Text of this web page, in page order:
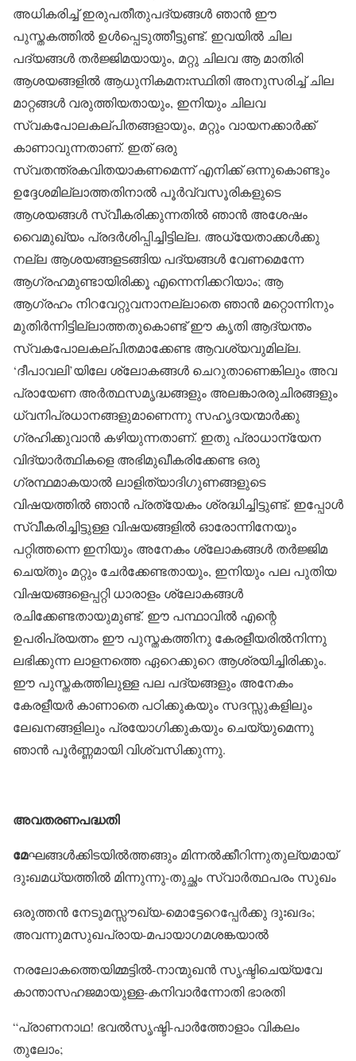
അധികരിച്ച് ഇരുപതീതുപദ്യങ്ങൾ ഞാൻ ഈ
പുസ്തകത്തിൽ ഉൾപ്പെടുത്തീട്ടുണ്ട്. ഇവയിൽ ചില
പദ്യങ്ങൾ തർജ്ജിമയായും, മറ്റു ചിലവ ആ മാതിരി
ആശയങ്ങളിൽ ആധുനികമനഃസ്ഥിതി അനുസരിച്ച് ചില
മാറ്റങ്ങൾ വരുത്തിയതായും, ഇനിയും ചിലവ
സ്വകപോലകല്പിതങ്ങളായും, മറ്റും വായനക്കാർക്ക്
കാണാവുന്നതാണ്. ഇത് ഒരു
സ്വതന്ത്രകവിതയാകണമെന്ന് എനിക്ക് ഒന്നുകൊണ്ടും
ഉദ്ദേശമില്ലാത്തതിനാൽ പൂർവ്വസൂരികളുടെ
ആശയങ്ങൾ സ്വീകരിക്കുന്നതിൽ ഞാൻ അശേഷം
വൈമുഖ്യം പ്രദർശിപ്പിച്ചിട്ടില്ല. അധ്യേതാക്കൾക്കു
നല്ല ആശയങ്ങളടങ്ങിയ പദ്യങ്ങൾ വേണമെന്നേ
ആഗ്രഹമുണ്ടായിരിക്കൂ എന്നെനിക്കറിയാം; ആ
ആഗ്രഹം നിറവേറ്റുവനാനല്ലാതെ ഞാൻ മറ്റൊന്നിനും
മുതിർന്നിട്ടില്ലാത്തതുകൊണ്ട് ഈ കൃതി ആദ്യന്തം
സ്വകപോലകല്പിതമാക്കേണ്ട ആവശ്യവുമില്ല.
‘ദീപാവലി’യിലേ ശ്ലോകങ്ങൾ ചെറുതാണെങ്കിലും അവ
പ്രായേണ അർത്ഥസമൃദ്ധങ്ങളും അലങ്കാരരുചിരങ്ങളും
ധ്വനിപ്രധാനങ്ങളുമാണെന്നു സഹൃദയന്മാർക്കു
ഗ്രഹിക്കുവാൻ കഴിയുന്നതാണ്. ഇതു പ്രാധാന്യേന
വിദ്യാർത്ഥികളെ അഭിമുഖീകരിക്കേണ്ട ഒരു
ഗ്രന്ഥമാകയാൽ ലാളിത്യാദിഗുണങ്ങളുടെ
വിഷയത്തിൽ ഞാൻ പ്രത്യേകം ശ്രദ്ധിച്ചിട്ടുണ്ട്. ഇപ്പോൾ
സ്വീകരിച്ചിട്ടുള്ള വിഷയങ്ങളിൽ ഓരോന്നിനേയും
പറ്റിത്തന്നെ ഇനിയും അനേകം ശ്ലോകങ്ങൾ തർജ്ജിമ
ചെയ്തും മറ്റും ചേർക്കേണ്ടതായും, ഇനിയും പല പുതിയ
വിഷയങ്ങളെപ്പറ്റി ധാരാളം ശ്ലോകങ്ങൾ
രചിക്കേണ്ടതായുമുണ്ട്. ഈ പന്ഥാവിൽ എന്റെ
ഉപരിപ്രയത്നം ഈ പുസ്തകത്തിനു കേരളീയരിൽനിന്നു
ലഭിക്കുന്ന ലാളനത്തെ ഏറെക്കുറെ ആശ്രയിച്ചിരിക്കും.
ഈ പുസ്തകത്തിലുള്ള പല പദ്യങ്ങളും അനേകം
കേരളീയർ കാണാതെ പഠിക്കുകയും സദസ്സുകളിലും
ലേഖനങ്ങളിലും പ്രയോഗിക്കുകയും ചെയ്യുമെന്നു
ഞാൻ പൂർണ്ണമായി വിശ്വസിക്കുന്നു.
അവതരണപദ്ധതി
മേഘങ്ങൾക്കിടയിൽത്തങ്ങും മിന്നൽക്കീറിന്നുതുല്യമായ്
ദുഃഖമധ്യത്തിൽ മിന്നുന്നു-തുച്ഛം സ്വാർത്ഥപരം സുഖം
ഒരുത്തൻ നേടുമസ്സൗഖ്യ-മൊട്ടേറെപ്പേർക്കു ദുഃഖദം;
അവന്നുമസുഖപ്രായ-മപായാഗമശങ്കയാൽ
നരലോകത്തെയിമ്മട്ടിൽ-നാന്മുഖൻ സൃഷ്ടിചെയ്യവേ
കാന്താസഹജമായുള്ള-കനിവാർന്നോതി ഭാരതി
“പ്രാണനാഥ! ഭവൽസൃഷ്ടി-പാർത്തോളാം വികലം
തുലോം;